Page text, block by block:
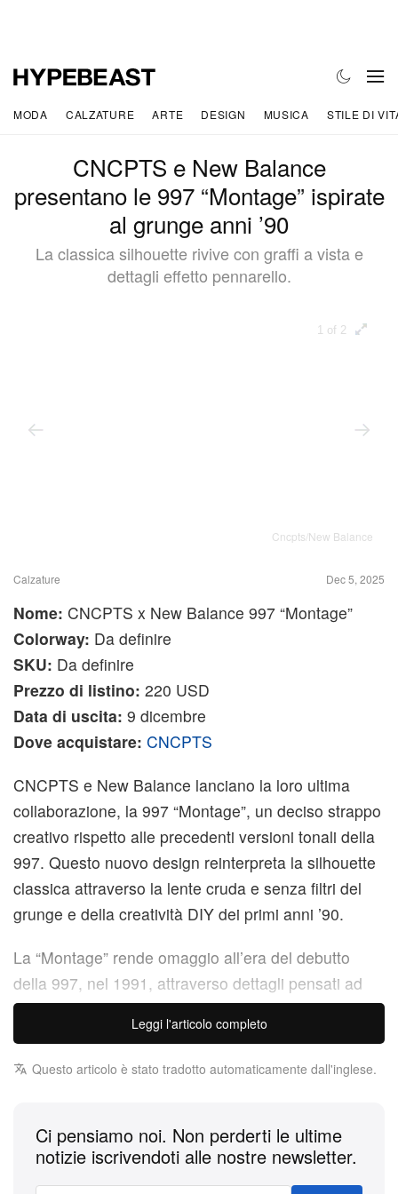
MODA CALZATURE ARTE DESIGN MUSICA STILE DI
CNCPTS e New Balance
presentano le 997 “Montage” ispirate
al grunge anni ’90
La classica silhouette rivive con graffi a vista e
dettagli effetto pennarello.
1 of 2
Cncpts/New Balance
Calzature Dec 5, 2025
Nome: CNCPTS x New Balance 997 “Montage”
Colorway: Da definire
SKU: Da definire
Prezzo di listino: 220 USD
Data di uscita: 9 dicembre
Dove acquistare: CNCPTS
CNCPTS e New Balance lanciano la loro ultima
collaborazione, la 997 “Montage”, un deciso strappo
creativo rispetto alle precedenti versioni tonali della
997. Questo nuovo design reinterpreta la silhouette
classica attraverso la lente cruda e senza filtri del
grunge e della creatività DIY dei primi anni ’90.
La “Montage” rende omaggio all’era del debutto
della 997, nel 1991, attraverso dettagli pensati ad
hoc. L’intersuola presenta segni d’usura intenzionali
per un effetto vissuto. I dettagli effetto pennarello
disseminati sulla sneaker richiamano le fanzine
proprio montaggio, che sovrappone texture e
memorie, mentre la linguetta a vista regala un look
perennemente “in progress”.
Leggi l'articolo completo
Questo articolo è stato tradotto automaticamente dall'inglese.
Ci pensiamo noi. Non perderti le ultime
notizie iscrivendoti alle nostre newsletter.